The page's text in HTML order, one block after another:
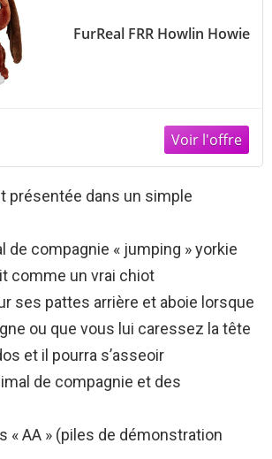
FurReal FRR Howlin Howie
présentée dans un simple
de compagnie « jumping » yorkie
comme un vrai chiot
ses pattes arrière et aboie lorsque
ou que vous lui caressez la tête
et il pourra s’asseoir
de compagnie et des
« AA » (piles de démonstration